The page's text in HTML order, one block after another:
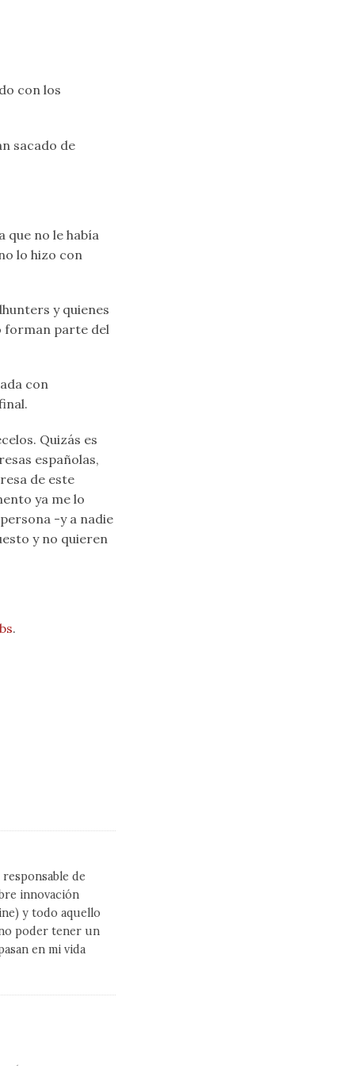
con los
sacado de
que no le había
lo hizo con
y quienes
forman parte del
con
Quizás es
españolas,
de este
ya me lo
-y a nadie
y no quieren
.
de
innovación
y todo aquello
poder tener un
en mi vida